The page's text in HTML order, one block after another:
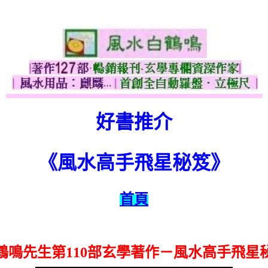
好書推介
《風水高手飛星秘笈》
首頁
鳴先生第110部玄學著作－風水高手飛星